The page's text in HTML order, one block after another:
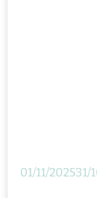
01/11/202531/